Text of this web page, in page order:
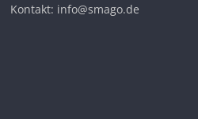
Kontakt: info@smago.de